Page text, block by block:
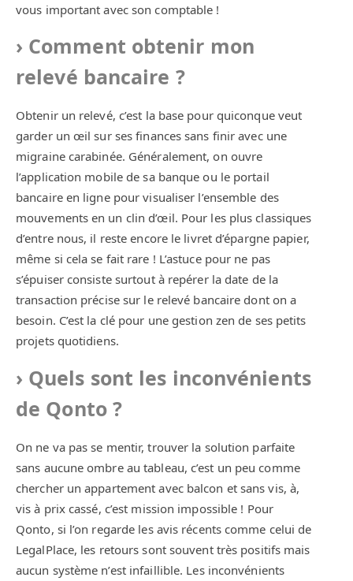
vous important avec son comptable !
Comment obtenir mon
relevé bancaire ?
Obtenir un relevé, c’est la base pour quiconque veut
garder un œil sur ses finances sans finir avec une
migraine carabinée. Généralement, on ouvre
l’application mobile de sa banque ou le portail
bancaire en ligne pour visualiser l’ensemble des
mouvements en un clin d’œil. Pour les plus classiques
d’entre nous, il reste encore le livret d’épargne papier,
même si cela se fait rare ! L’astuce pour ne pas
s’épuiser consiste surtout à repérer la date de la
transaction précise sur le relevé bancaire dont on a
besoin. C’est la clé pour une gestion zen de ses petits
projets quotidiens.
Quels sont les inconvénients
de Qonto ?
On ne va pas se mentir, trouver la solution parfaite
sans aucune ombre au tableau, c’est un peu comme
chercher un appartement avec balcon et sans vis, à,
vis à prix cassé, c’est mission impossible ! Pour
Qonto, si l’on regarde les avis récents comme celui de
LegalPlace, les retours sont souvent très positifs mais
aucun système n’est infaillible. Les inconvénients